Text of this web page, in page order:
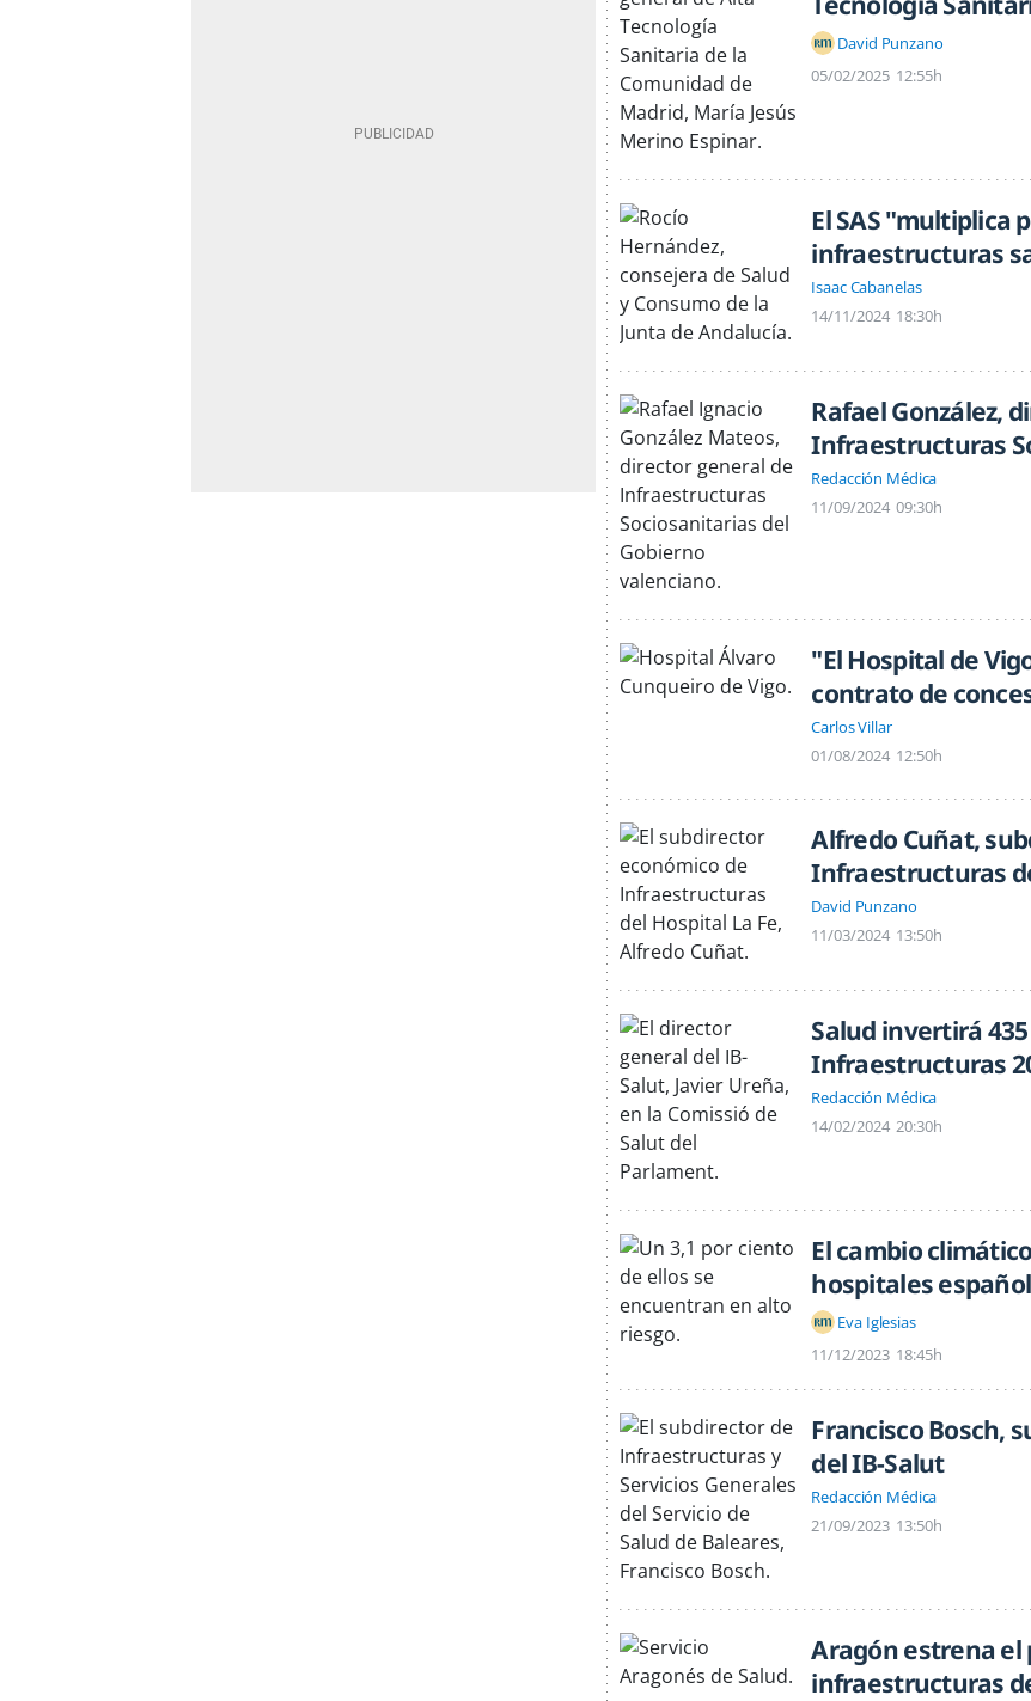
David Punzano
05/02/2025 12:55h
El SAS "multiplica
infraestructuras
Isaac Cabanelas
14/11/2024 18:30h
Rafael González,
Infraestructuras
Redacción Médica
11/09/2024 09:30h
"El Hospital de
contrato de
Carlos Villar
01/08/2024 12:50h
Alfredo Cuñat,
Infraestructuras
David Punzano
11/03/2024 13:50h
Salud invertirá
Infraestructuras
Redacción Médica
14/02/2024 20:30h
El cambio
hospitales
Eva Iglesias
11/12/2023 18:45h
Francisco Bosch,
del IB-Salut
Redacción Médica
21/09/2023 13:50h
Aragón estrena
infraestructuras